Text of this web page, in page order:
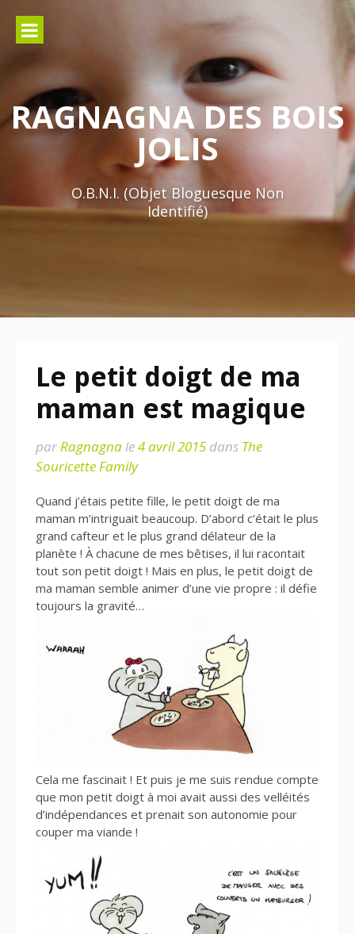
contenu
RAGNAGNA DES BOIS
JOLIS
O.B.N.I. (Objet Bloguesque Non
Identifié)
Le petit doigt de ma
maman est magique
parRagnagnale4 avril 2015 dans The
Souricette Family
Quand j’étais petite fille, le petit doigt de ma
maman m’intriguait beaucoup. D’abord c’était le plus
grand cafteur et le plus grand délateur de la
planète ! À chacune de mes bêtises, il lui racontait
tout son petit doigt ! Mais en plus, le petit doigt de
ma maman semble animer d’une vie propre : il défie
toujours la gravité…
Cela me fascinait ! Et puis je me suis rendue compte
que mon petit doigt à moi avait aussi des velléités
d’indépendances et prenait son autonomie pour
couper ma viande !